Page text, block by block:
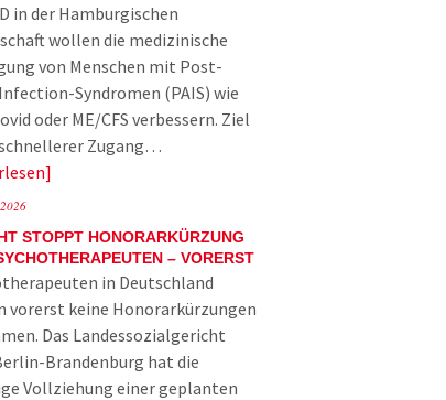
in der Hamburgischen
wollen die medizinische
von Menschen mit Post-
Syndromen (PAIS) wie
oder ME/CFS verbessern. Ziel
Zugang…
STOPPT HONORARKÜRZUNG
– VORERST
in Deutschland
vorerst keine Honorarkürzungen
Das Landessozialgericht
Brandenburg hat die
Vollziehung einer geplanten